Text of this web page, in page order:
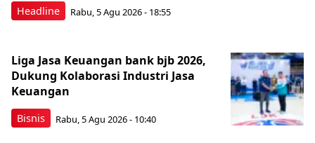
Headline Rabu, 5 Agu 2026 - 18:55
Bisnis
Liga Jasa Keuangan bank bjb 2026,
Dukung Kolaborasi Industri Jasa
Keuangan
Rabu, 5 Agu 2026 - 10:40